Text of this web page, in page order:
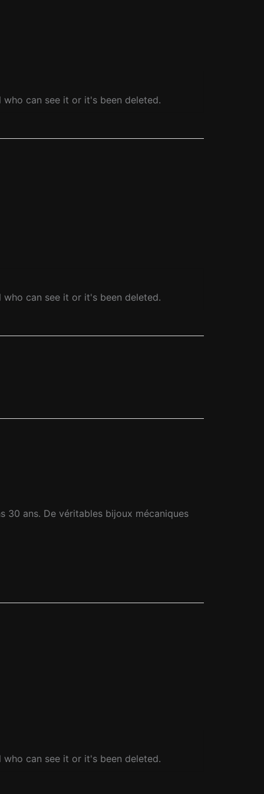
can see it or it's been deleted.
can see it or it's been deleted.
30 ans. De véritables bijoux mécaniques
can see it or it's been deleted.